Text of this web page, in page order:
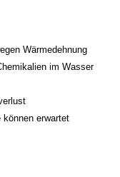
Wärmedehnung
im Wasser
können erwartet